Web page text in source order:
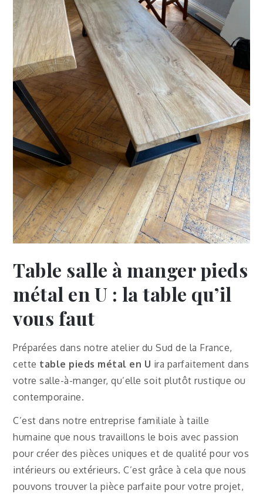
Table salle à manger pieds
métal en U : la table qu’il
vous faut
Préparées dans notre atelier du Sud de la France,
cette table pieds métal en U ira parfaitement dans
votre salle-à-manger, qu’elle soit plutôt rustique ou
contemporaine.
C’est dans notre entreprise familiale à taille
humaine que nous travaillons le bois avec passion
pour créer des pièces uniques et de qualité pour vos
intérieurs ou extérieurs. C’est grâce à cela que nous
pouvons trouver la pièce parfaite pour votre projet,